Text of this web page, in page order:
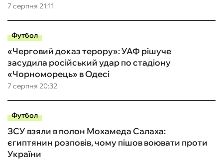
7 серпня 21:11
Футбол
7 серпня 20:32
«Черговий доказ терору»: УАФ рішуче
засудила російський удар по стадіону
«Чорноморець» в Одесі
Футбол
ЗСУ взяли в полон Мохамеда Салаха:
єгиптянин розповів, чому пішов воювати проти
України